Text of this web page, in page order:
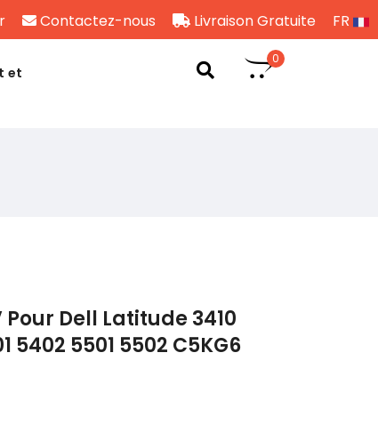
Contactez-nous Livraison Gratuite FR
et
0
Pour Dell Latitude 3410
5402 5501 5502 C5KG6